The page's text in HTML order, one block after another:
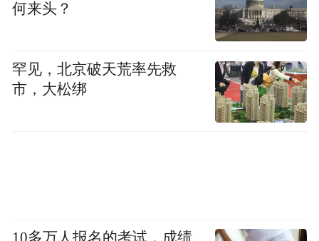
何来头？
罕见，北京破天荒率先救
市，大松绑
10多万人报名的考试，成绩